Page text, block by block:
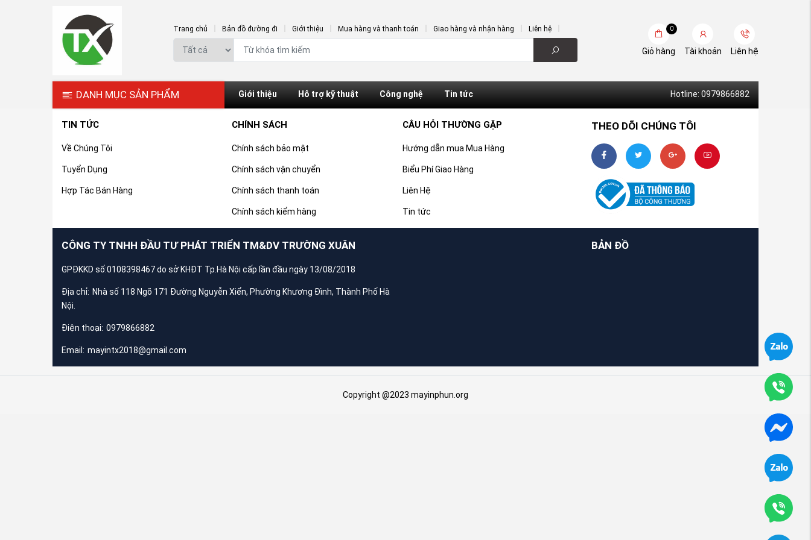
Trang chủ Bản đồ đường đi Giới thiệu Mua hàng và thanh toán Giao hàng và nhận hàng Liên hệ 0
Giỏ hàng Tài khoản Liên hệ
DANH MỤC SẢN PHẨM Giới thiệu Hỗ trợ kỹ thuật Công nghệ Tin tức Hotline: 0979866882
TIN TỨC
Về Chúng Tôi
Tuyển Dụng
Hợp Tác Bán Hàng
CHÍNH SÁCH
Chính sách bảo mật
Chính sách vận chuyển
Chính sách thanh toán
Chính sách kiểm hàng
CÂU HỎI THƯỜNG GẶP
Hướng dẫn mua Mua Hàng
Biểu Phí Giao Hàng
Liên Hệ
Tin tức
THEO DÕI CHÚNG TÔI
CÔNG TY TNHH ĐẦU TƯ PHÁT TRIỂN TM&DV TRƯỜNG XUÂN
GPĐKKD số:0108398467 do sở KHĐT Tp.Hà Nội cấp lần đầu ngày 13/08/2018
Địa chỉ: Nhà số 118 Ngõ 171 Đường Nguyễn Xiển, Phường Khương Đình, Thành Phố Hà
Nội.
Điện thoại: 0979866882
Email: mayintx2018@gmail.com
BẢN ĐỒ
Copyright @2023 mayinphun.org